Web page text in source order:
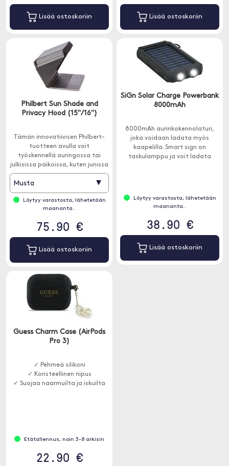
Lisää ostoskoriin Lisää ostoskoriin
Philbert Sun Shade and
Privacy Hood (15"/16")
Tämän innovatiivisen Philbert-
tuotteen avulla voit
työskennellä auringossa tai
julkisissa paikoissa, kuten junissa
tai lentokoneissa, uhraamatta
yksityisyyttäsi samalla, kun
peität näyttöäsi auringon
säteiltä.
Musta ▾
Löytyy varastosta, lähetetään
maananta..
75.90 €
Lisää ostoskoriin
SiGn Solar Charge Powerbank
8000mAh
8000mAh aurinkokennolaturi,
joka voidaan ladata myös
kaapelilla. Smart sign on
taskulamppu ja voit ladata
Löytyy varastosta, lähetetään
maananta..
38.90 €
Lisää ostoskoriin
Guess Charm Case (AirPods
Pro 3)
✓ Pehmeä silikoni
✓ Koristeellinen riipus
✓ Suojaa naarmuilta ja iskuilta
Etätallennus, noin 3-8 arkisin
22.90 €